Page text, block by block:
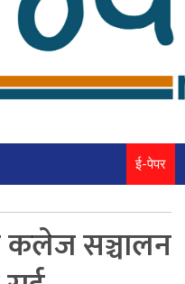
ई-पेपर
कलेज सञ्चालन